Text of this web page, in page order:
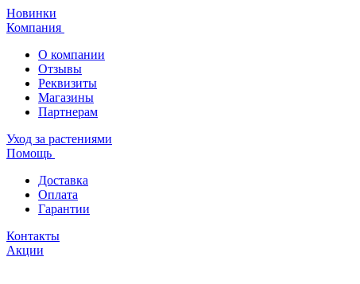
Новинки
Компания
О компании
Отзывы
Реквизиты
Магазины
Партнерам
Уход за растениями
Помощь
Доставка
Оплата
Гарантии
Контакты
Акции